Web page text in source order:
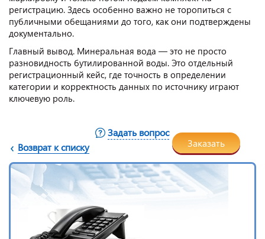
регистрацию. Здесь особенно важно не торопиться с
публичными обещаниями до того, как они подтверждены
документально.
Главный вывод. Минеральная вода — это не просто
разновидность бутилированной воды. Это отдельный
регистрационный кейс, где точность в определении
категории и корректность данных по источнику играют
ключевую роль.
Возврат к списку
Задать вопрос
Заказать